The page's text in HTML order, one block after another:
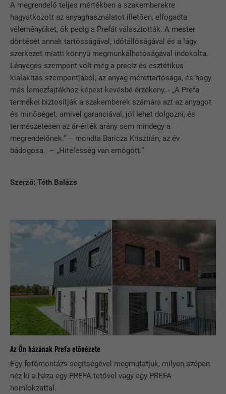
A megrendelő teljes mértékben a szakemberekre
hagyatkozott az anyaghasználatot illetően, elfogadta
véleményüket, ők pedig a Prefát választották. A mester
döntését annak tartósságával, időtállóságával és a lágy
szerkezet miatti könnyű megmunkálhatóságával indokolta.
Lényeges szempont volt még a precíz és esztétikus
kialakítás szempontjából, az anyag mérettartósága, és hogy
más lemezfajtákhoz képest kevésbé érzékeny. - „A Prefa
termékei biztosítják a szakemberek számára azt az anyagot
és minőséget, amivel garanciával, jól lehet dolgozni, és
természetesen az ár-érték arány sem mindegy a
megrendelőnek.” – mondta Baricza Krisztián, az év
bádogosa. – „Hitelesség van emögött.”
Szerző: Tóth Balázs
Az Ön házának Prefa előnézete
Egy fotómontázs segítségével megmutatjuk, milyen szépen
néz ki a háza egy PREFA tetővel vagy egy PREFA
homlokzattal.
e sütik elhelyezését. Azonosító
jellemzőket nem tartalmaz.
CÉL
A LinkedIn használja, ha egy weboldal
beágyazott nyomonkövetési ablakot
tartalmaz.
NÉV bcookie
SZOLGÁLTATÓ LinkedIn
FOLYAMAT 2 év
CÉL
A LinkedIn közösségi hálózati
szolgáltatás használja, célja a
beágyazott szolgáltatások nyomon
SZOLGÁLTATÓ
2 év
CÉL
A LinkedIn közösségi hálózati
szolgáltatás használja, célja a
beágyazott szolgáltatások nyomon
SZOLGÁLTATÓ LinkedIn
FOLYAMAT